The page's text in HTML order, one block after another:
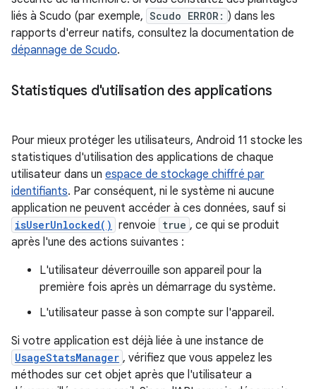
liés à Scudo (par exemple, Scudo ERROR: ) dans les
rapports d'erreur natifs, consultez la documentation de
dépannage de Scudo.
Statistiques d'utilisation des applications
Pour mieux protéger les utilisateurs, Android 11 stocke les
statistiques d'utilisation des applications de chaque
utilisateur dans un espace de stockage chiffré par
identifiants. Par conséquent, ni le système ni aucune
application ne peuvent accéder à ces données, sauf si
isUserUnlocked() renvoie true , ce qui se produit
après l'une des actions suivantes :
L'utilisateur déverrouille son appareil pour la
première fois après un démarrage du système.
L'utilisateur passe à son compte sur l'appareil.
Si votre application est déjà liée à une instance de
UsageStatsManager , vérifiez que vous appelez les
méthodes sur cet objet après que l'utilisateur a